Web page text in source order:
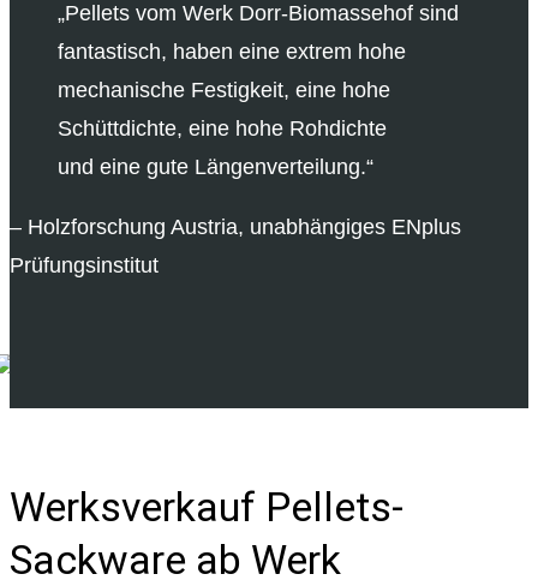
„Pellets vom Werk Dorr-Biomassehof sind
fantastisch, haben eine extrem hohe
mechanische Festigkeit, eine hohe
Schüttdichte, eine hohe Rohdichte
und eine gute Längenverteilung.“
– Holzforschung Austria, unabhängiges ENplus
Prüfungsinstitut
Werksverkauf Pellets-
Sackware ab Werk